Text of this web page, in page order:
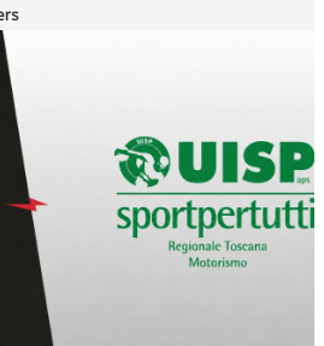
i piedi, si possono fare le